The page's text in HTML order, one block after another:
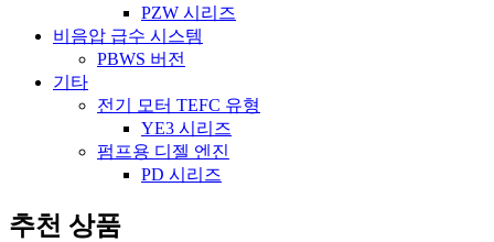
PZW 시리즈
비음압 급수 시스템
PBWS 버전
기타
전기 모터 TEFC 유형
YE3 시리즈
펌프용 디젤 엔진
PD 시리즈
추천 상품